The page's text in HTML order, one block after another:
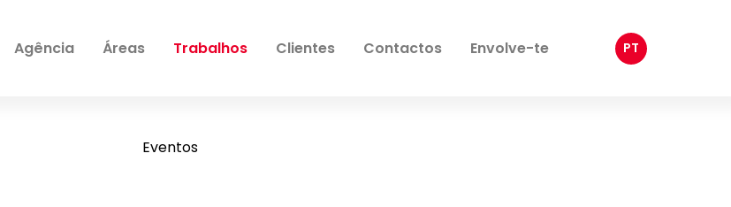
Agência Áreas Trabalhos Clientes Contactos Envolve-te PT
Eventos